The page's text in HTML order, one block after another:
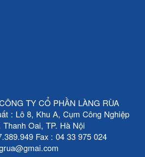
TY CỔ PHẦN LÀNG RÙA
: Lô 8, Khu A, Cụm Công Nghiệp
Oai, TP. Hà Nội
Fax : 04 33 975 024